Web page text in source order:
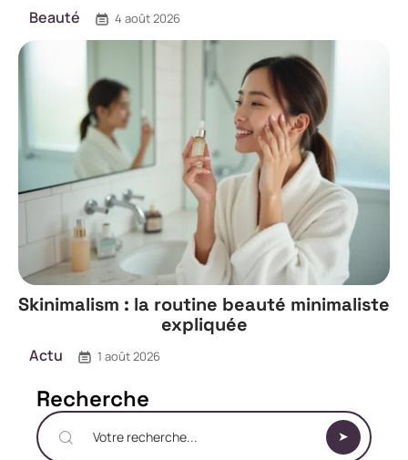
Beauté 4 août 2026
Skinimalism : la routine beauté minimaliste
expliquée
Actu 1 août 2026
Recherche